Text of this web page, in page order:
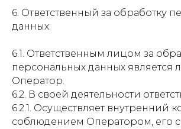
6. Ответственный за обработку
данных:
6.1. Ответственным лицом за
персональных данных является
Оператор.
6.2. В своей деятельности
6.2.1. Осуществляет внутренний
соблюдением Оператором, его